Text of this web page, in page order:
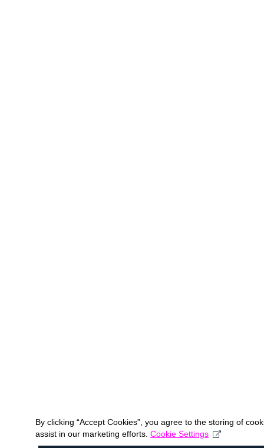
By clicking “Accept Cookies”, you agree to the storing of
assist in our marketing efforts. Cookie Settings